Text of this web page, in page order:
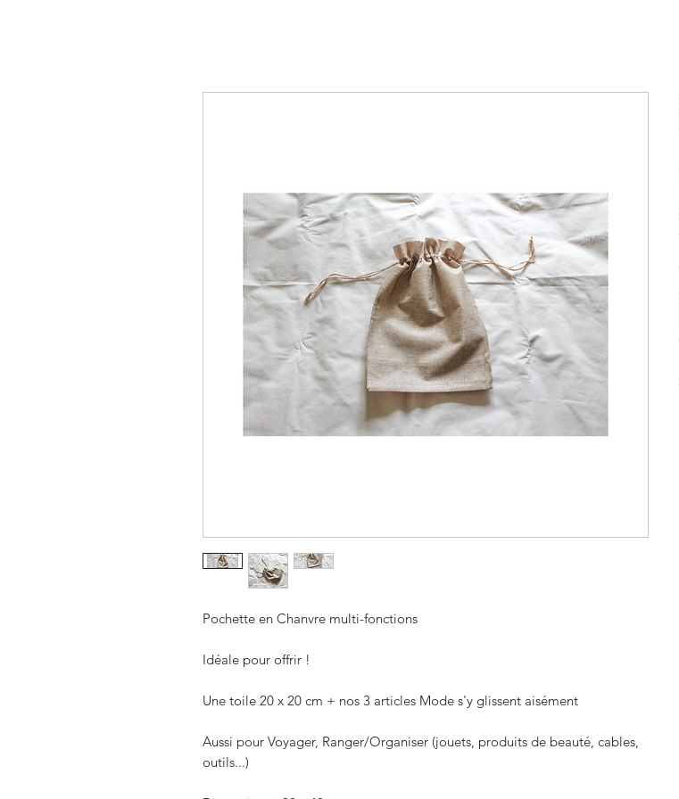
Pochette en Chanvre multi-fonctions
Idéale pour offrir !
Une toile 20 x 20 cm + nos 3 articles Mode s'y glissent aisément
Aussi pour Voyager, Ranger/Organiser (jouets, produits de beauté, cables,
outils...)